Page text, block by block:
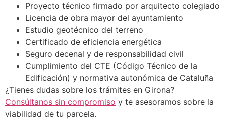
Proyecto técnico firmado por arquitecto colegiado
Licencia de obra mayor del ayuntamiento
Estudio geotécnico del terreno
Certificado de eficiencia energética
Seguro decenal y de responsabilidad civil
Cumplimiento del CTE (Código Técnico de la
Edificación) y normativa autonómica de Cataluña
¿Tienes dudas sobre los trámites en Girona?
Consúltanos sin compromiso y te asesoramos sobre la
viabilidad de tu parcela.